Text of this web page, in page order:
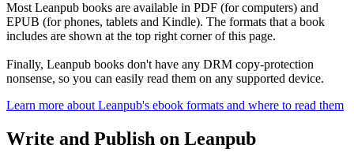
Most Leanpub books are available in PDF (for computers) and
EPUB (for phones, tablets and Kindle). The formats that a book
includes are shown at the top right corner of this page.
Finally, Leanpub books don't have any DRM copy-protection
nonsense, so you can easily read them on any supported device.
Learn more about Leanpub's ebook formats and where to read them
Write and Publish on Leanpub